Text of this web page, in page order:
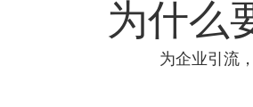
为什么
为企业引流